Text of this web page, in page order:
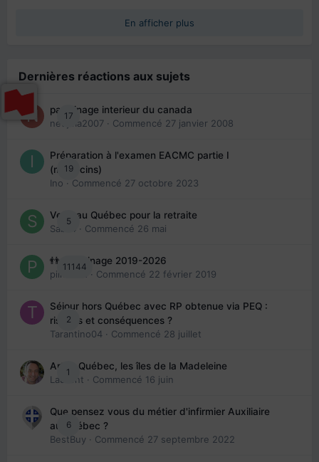
En afficher plus
Dernières réactions aux sujets
17
parrainage interieur du canada
nedjma2007 · Commencé 27 janvier 2008
19
Préparation à l'examen EACMC partie I
(médecins)
Ino · Commencé 27 octobre 2023
5
Venir au Québec pour la retraite
Sab74
· Commencé 26 mai
11144
👬 Parrainage 2019-2026
piinoush
· Commencé 22 février 2019
2
Séjour hors Québec avec RP obtenue via PEQ :
risques et conséquences ?
Tarantino04 · Commencé 28 juillet
1
Arte : Québec, les îles de la Madeleine
Laurent · Commencé 16 juin
6
Que pensez vous du métier d'infirmier Auxiliaire
au Québec ?
BestBuy · Commencé 27 septembre 2022